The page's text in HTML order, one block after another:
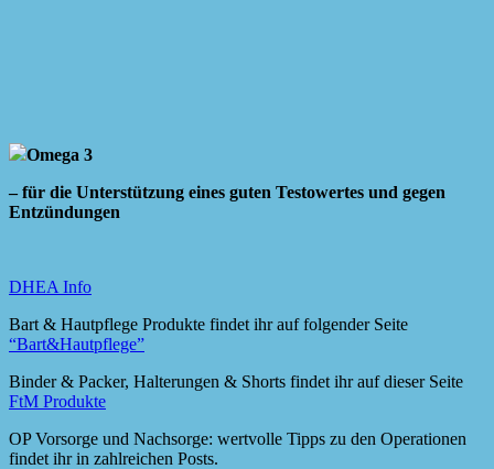
Omega 3
– für die Unterstützung eines guten Testowertes und gegen
Entzündungen
DHEA Info
Bart & Hautpflege Produkte findet ihr auf folgender Seite
“Bart&Hautpflege”
Binder & Packer, Halterungen & Shorts findet ihr auf dieser Seite
FtM Produkte
OP Vorsorge und Nachsorge: wertvolle Tipps zu den Operationen
findet ihr in zahlreichen Posts.